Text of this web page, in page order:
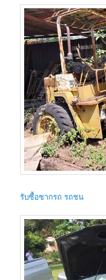
รับซื้อซากรถ รถชน